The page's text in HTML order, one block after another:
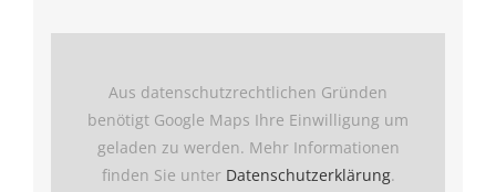
Aus datenschutzrechtlichen Gründen
benötigt Google Maps Ihre Einwilligung um
geladen zu werden. Mehr Informationen
finden Sie unter Datenschutzerklärung.